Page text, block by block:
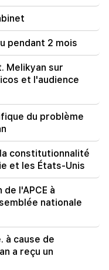
Sassoon.
pas de ventre"
pendant 2 mois
Melikyan sur
et l'audience
du problème
constitutionnalité
et les États-Unis
l'APCE à
nationale
à cause de
a reçu un